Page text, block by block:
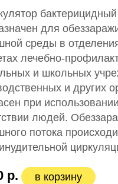
для
среды в
лечебно-
и школьных
и других
при
людей.
потока
р. в корзину